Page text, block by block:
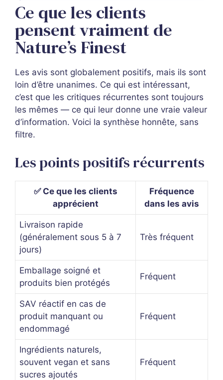
Ce que les clients
pensent vraiment de
Nature’s Finest
Les avis sont globalement positifs, mais ils sont
loin d’être unanimes. Ce qui est intéressant,
c’est que les critiques récurrentes sont toujours
les mêmes — ce qui leur donne une vraie valeur
d’information. Voici la synthèse honnête, sans
filtre.
Les points positifs récurrents
✅ Ce que les clients
apprécient
Fréquence
dans les avis
Livraison rapide
(généralement sous 5 à 7
jours)
Très fréquent
Emballage soigné et
produits bien protégés
Fréquent
SAV réactif en cas de
produit manquant ou
endommagé
Fréquent
Ingrédients naturels,
souvent vegan et sans
sucres ajoutés
Fréquent